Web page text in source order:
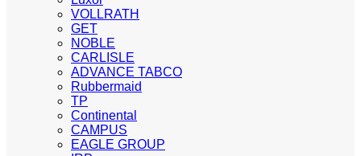
VOLLRATH
GET
NOBLE
CARLISLE
ADVANCE TABCO
Rubbermaid
TP
Continental
CAMPUS
EAGLE GROUP